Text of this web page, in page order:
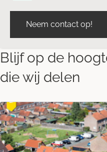
Neem contact op!
Blijf op de
die wij delen